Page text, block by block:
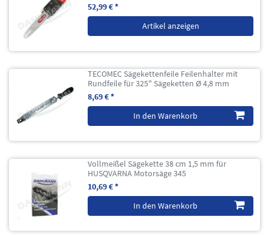
52,99 € *
Artikel anzeigen
TECOMEC Sägekettenfeile Feilenhalter mit
Rundfeile für 325" Sägeketten Ø 4,8 mm
8,69 € *
In den Warenkorb
Vollmeißel Sägekette 38 cm 1,5 mm für
HUSQVARNA Motorsäge 345
10,69 € *
In den Warenkorb